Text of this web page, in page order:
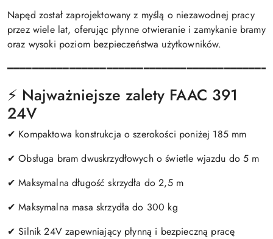
Napęd został zaprojektowany z myślą o niezawodnej pracy
przez wiele lat, oferując płynne otwieranie i zamykanie bramy
oraz wysoki poziom bezpieczeństwa użytkowników.
⚡ Najważniejsze zalety FAAC 391
24V
✔ Kompaktowa konstrukcja o szerokości poniżej 185 mm
✔ Obsługa bram dwuskrzydłowych o świetle wjazdu do 5 m
✔ Maksymalna długość skrzydła do 2,5 m
✔ Maksymalna masa skrzydła do 300 kg
✔ Silnik 24V zapewniający płynną i bezpieczną pracę